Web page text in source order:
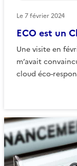
ECO est un
Une visite en
m’avait
cloud éco-
Le7 février 2024